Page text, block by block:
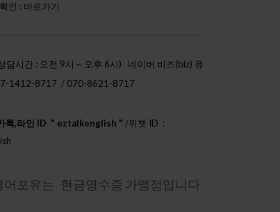
인 : 바로가기
담시간 : 오전 9시 ~ 오후 6시) 네이버 비즈(biz) 유
1412-8717 / 070-8621-8717
톡,라인 ID " eztalkenglish " /위챗 ID :
어포유는 현금영수증 가맹점입니다